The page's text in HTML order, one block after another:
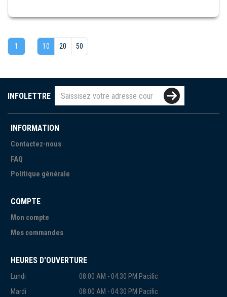
1 10 20 50
INFOLETTRE
INFORMATION
Contactez-nous
FAQ
Politique générale
COMPTE
Mon compte
Mes commandes
HEURES D'OUVERTURE
Lundi
08:00 AM - 04:30 PM Pacific
Mardi
08:00 AM - 04:30 PM Pacific